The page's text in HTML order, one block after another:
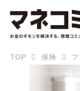
TOP 保険